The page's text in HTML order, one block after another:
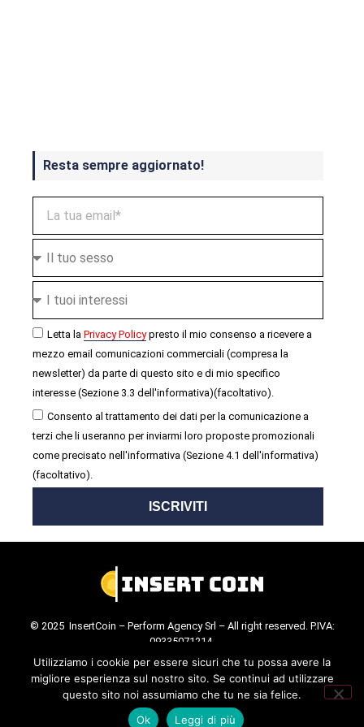
Resta sempre aggiornato!
Letta la Privacy Policypresto il mio consenso a ricevere a
mezzo email comunicazioni commerciali (compresa la
newsletter) da parte di questo sito e di mio specifico
interesse (Sezione 3.3 dell'informativa)(facoltativo).
Consento al trattamento dei dati per la comunicazione a
terzi che li useranno per inviarmi loro proposte promozionali
come precisato nell'informativa (Sezione 4.1 dell'informativa)
(facoltativo).
ISCRIVITI
© 2025 InsertCoin – Perform Agency Srl – All right reserved. P.IVA:
09335071214.
Cookie Policy . Privacy Policy.
Utilizziamo i cookie per essere sicuri che tu possa avere la
migliore esperienza sul nostro sito. Se continui ad utilizzare
questo sito noi assumiamo che tu ne sia felice.
Ok
Leggi di più